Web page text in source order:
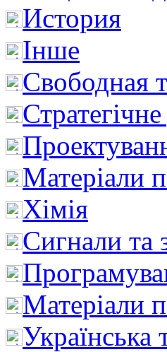
История
Інше
Свободная
Матеріали
Хімія
Сигнали та
Матеріали
Українська